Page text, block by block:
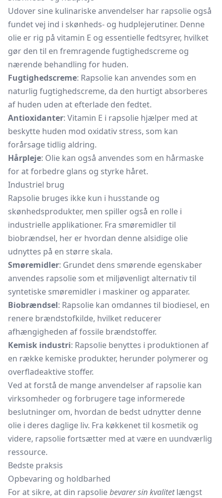
Udover sine kulinariske anvendelser har rapsolie også
fundet vej ind i skønheds- og hudplejerutiner. Denne
olie er rig på vitamin E og essentielle fedtsyrer, hvilket
gør den til en fremragende fugtighedscreme og
nærende behandling for huden.
Fugtighedscreme: Rapsolie kan anvendes som en
naturlig fugtighedscreme, da den hurtigt absorberes
af huden uden at efterlade den fedtet.
Antioxidanter: Vitamin E i rapsolie hjælper med at
beskytte huden mod oxidativ stress, som kan
forårsage tidlig aldring.
Hårpleje: Olie kan også anvendes som en hårmaske
for at forbedre glans og styrke håret.
Industriel brug
Rapsolie bruges ikke kun i husstande og
skønhedsprodukter, men spiller også en rolle i
industrielle applikationer. Fra smøremidler til
biobrændsel, her er hvordan denne alsidige olie
udnyttes på en større skala.
Smøremidler: Grundet dens smørende egenskaber
anvendes rapsolie som et miljøvenligt alternativ til
syntetiske smøremidler i maskiner og apparater.
Biobrændsel: Rapsolie kan omdannes til biodiesel, en
renere brændstofkilde, hvilket reducerer
afhængigheden af fossile brændstoffer.
Kemisk industri: Rapsolie benyttes i produktionen af
en række kemiske produkter, herunder polymerer og
overfladeaktive stoffer.
Ved at forstå de mange anvendelser af rapsolie kan
virksomheder og forbrugere tage informerede
beslutninger om, hvordan de bedst udnytter denne
olie i deres daglige liv. Fra køkkenet til kosmetik og
videre, rapsolie fortsætter med at være en uundværlig
ressource.
Bedste praksis
Opbevaring og holdbarhed
For at sikre, at din rapsoliebevarer sin kvalitetlængst